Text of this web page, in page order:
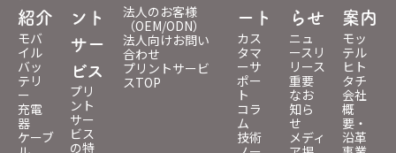
紹介
モバ
イル
バッ
テリ
ー
充電
器
ケーブ
ント
サー
ビス
プリ
ント
サー
ビス
の特
法人のお客様
（OEM/ODN）
法人向けお問い
合わせ
プリントサービ
スTOP
ート
カス
タマ
ーサ
ポー
ト
コラ
ム
技術
らせ
ニュ
ースリ
リース
重要
なお
知ら
せ
メディ
案内
モッ
テル
ヒト
タチ
会社
概
要・
沿革